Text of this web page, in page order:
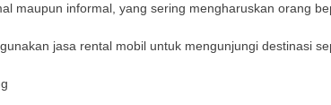
maupun informal, yang sering mengharuskan orang
jasa rental mobil untuk mengunjungi destinasi